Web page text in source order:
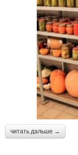
читать дальше →